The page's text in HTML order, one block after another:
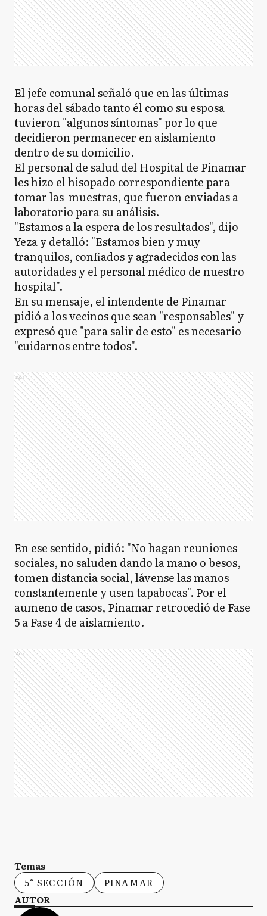
El jefe comunal señaló que en las últimas
horas del sábado tanto él como su esposa
tuvieron "algunos síntomas" por lo que
decidieron permanecer en aislamiento
dentro de su domicilio.
El personal de salud del Hospital de Pinamar
les hizo el hisopado correspondiente para
tomar las muestras, que fueron enviadas a
laboratorio para su análisis.
"Estamos a la espera de los resultados", dijo
Yeza y detalló: "Estamos bien y muy
tranquilos, confiados y agradecidos con las
autoridades y el personal médico de nuestro
hospital".
En su mensaje, el intendente de Pinamar
pidió a los vecinos que sean "responsables" y
expresó que "para salir de esto" es necesario
"cuidarnos entre todos".
Ads
En ese sentido, pidió: "No hagan reuniones
sociales, no saluden dando la mano o besos,
tomen distancia social, lávense las manos
constantemente y usen tapabocas". Por el
aumeno de casos, Pinamar retrocedió de Fase
5 a Fase 4 de aislamiento.
Ads
Temas
5° SECCIÓN
PINAMAR
AUTOR